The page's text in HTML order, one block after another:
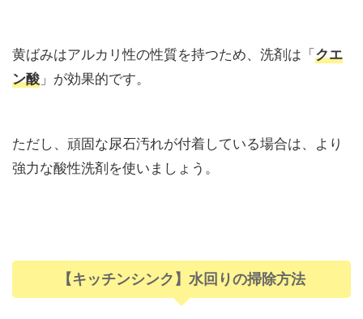
黄ばみはアルカリ性の性質を持つため、洗剤は「クエ
ン酸 」が効果的です。
ただし、頑固な尿石汚れが付着している場合は、より
強力な酸性洗剤を使いましょう。
【キッチンシンク】水回りの掃除方法